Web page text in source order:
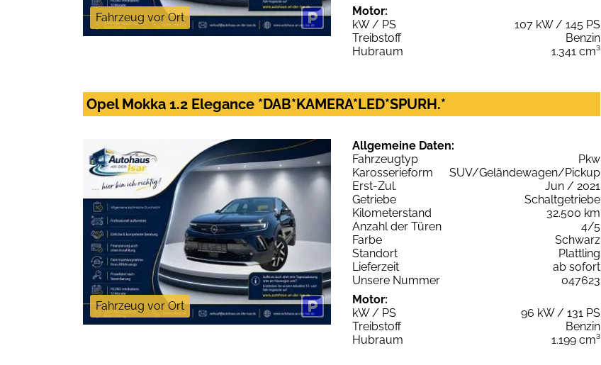
Fahrzeug vor Ort
Motor:
kW / PS
107 kW / 145 PS
Treibstoff
Benzin
Hubraum
1.341 cm³
Opel Mokka 1.2 Elegance *DAB*KAMERA*LED*SPURH.*
Fahrzeug vor Ort
Allgemeine Daten:
Fahrzeugtyp
Pkw
Karosserieform
SUV/Geländewagen/Pickup
Erst-Zul.
Jun / 2021
Getriebe
Schaltgetriebe
Kilometerstand
32.500 km
Anzahl der Türen
4/5
Farbe
Schwarz
Standort
Plattling
Lieferzeit
ab sofort
Unsere Nummer
047623
Motor:
kW / PS
96 kW / 131 PS
Treibstoff
Benzin
Hubraum
1.199 cm³